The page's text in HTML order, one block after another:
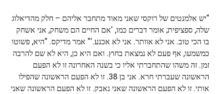
"יש אלמנטים של רוקסי שאני מאוד מתחבר אליהם – חלק מהדיאלוג
שלה, ספציפית; אומר דברים כמו, 'אם החיים הם משחק, אני אשחק
בו הכי טוב. אני לא אוותר. אני לא אכנע.'" אמר מדיקס. "היא, פשוטו
כמשמעו, אף פעם לא נמצאת בחוץ. ואם היא כן, היא לא שם להרבה
זמן. זה משהו שהתחברתי אליו כי בשנה האחרונה זו לא הפעם
הראשונה שעברתי חרא. אני בן 38. זו לא הפעם הראשונה שהפילו
אותי. זו לא הפעם הראשונה שאני נאבק. זו לא הפעם הראשונה שאני